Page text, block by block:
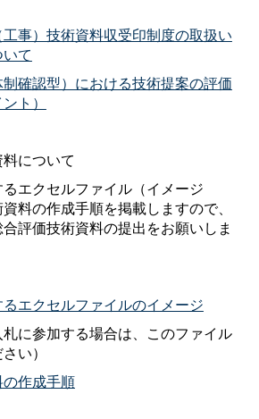
事）技術資料収受印制度の取扱い
て
確認型）における技術提案の評価
ト）
について
エクセルファイル（イメージ
料の作成手順を掲載しますので、
評価技術資料の提出をお願いしま
エクセルファイルのイメージ
に参加する場合は、このファイル
い）
作成手順